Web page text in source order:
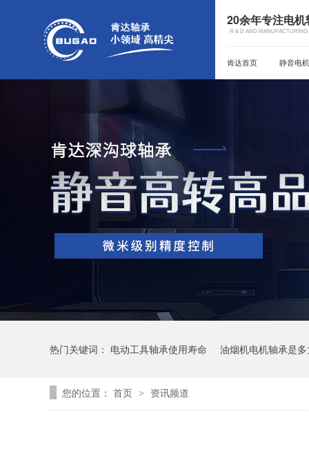
20余年专注电
R & D AND MANUFACTURING
肯达首页 静音电
热门关键词： 电动工具轴承使用寿命 油烟机电机轴承是
您的位置： 首页 > 资讯频道